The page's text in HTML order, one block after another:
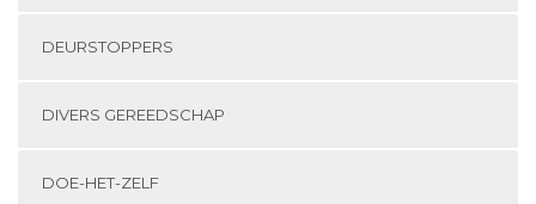
DEURSTOPPERS
DIVERS GEREEDSCHAP
DOE-HET-ZELF